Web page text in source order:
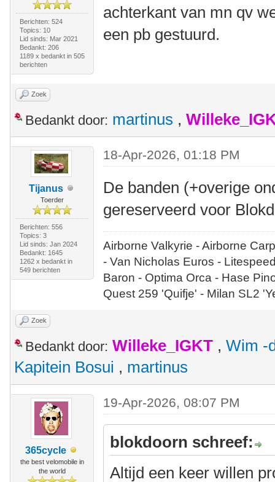
Berichten: 524
Topics: 10
Lid sinds: Mar 2021
Bedankt: 206
1189 x bedankt in 505
berichten
achterkant van mn qv
een pb gestuurd.
Zoek
Bedankt door: martinus ,
Tijanus
Toerder
Berichten: 556
Topics: 3
Lid sinds: Jan 2024
Bedankt: 1645
1262 x bedankt in
549 berichten
18-Apr-2026, 01:18 PM
De banden (+overige
gereserveerd voor
Airborne Valkyrie - Airborne
- Van Nicholas Euros -
Baron - Optima Orca - Hase
Quest 259 'Quifje' - Milan SL2
Zoek
Bedankt door: Willeke_IGKT , Wim -
Kapitein Bosui , martinus
365cycle
the best velomobile in
the world
19-Apr-2026, 08:07 PM
blokdoorn schreef:
Altijd een keer willen